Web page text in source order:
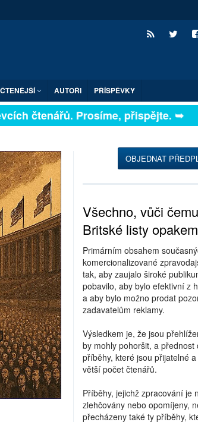
AUTOŘI PŘÍSPĚVKY
čtenářů. Prosíme, přispějte. ➥
OBJEDNAT
Všechno, vůči
Britské listy opakem
Primárním obsahem
komercionalizované
tak, aby zaujalo široké
pobavilo, aby bylo efektivní z
a aby bylo možno prodat
zadavatelům reklamy.
Výsledkem je, že jsou
by mohly pohoršit, a přednost
příběhy, které jsou přijatelné
větší počet čtenářů.
Příběhy, jejichž zpracování je
zlehčovány nebo opomíjeny,
přecházeny také ty příběhy,